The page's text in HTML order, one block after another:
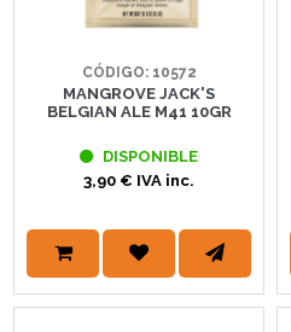
CÓDIGO: 10572
MANGROVE JACK'S
BELGIAN ALE M41 10GR
DISPONIBLE
3,90 € IVA inc.